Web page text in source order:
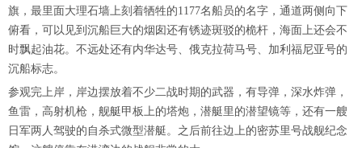
旗，最里面大理石墙上刻着牺牲的1177名船员的名字，通道两侧向下
俯看，可以见到沉船巨大的烟囱还有锈迹斑驳的桅杆，海面上还会不
时飘起油花。不远处还有内华达号、俄克拉荷马号、加利福尼亚号的
沉船标志。
参观完上岸，岸边摆放着不少二战时期的武器，有导弹，深水炸弹，
鱼雷，高射机枪，舰艇甲板上的塔炮，潜艇里的潜望镜等，还有一艘
日军两人驾驶的自杀式微型潜艇。之后前往边上的密苏里号战舰纪念